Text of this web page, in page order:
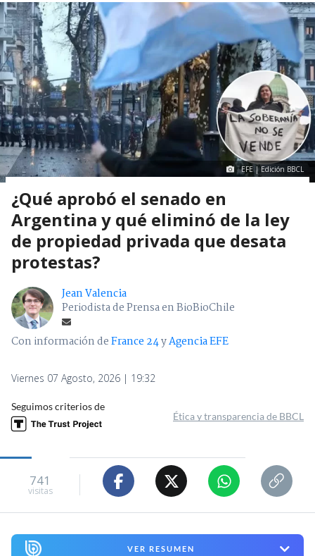
EFE | Edición BBCL
¿Qué aprobó el senado en
Argentina y qué eliminó de la ley
de propiedad privada que desata
protestas?
Jean Valencia
Periodista de Prensa en BioBioChile
Con información deFrance 24yAgencia EFE
Viernes 07 Agosto, 2026 | 19:32
Seguimos criterios de
Ética y transparencia de BBCL
741
visitas
VER RESUMEN